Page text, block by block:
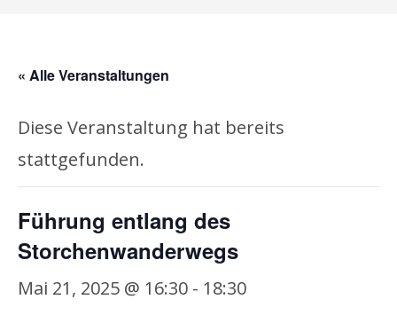
« Alle Veranstaltungen
Diese Veranstaltung hat bereits
stattgefunden.
Führung entlang des
Storchenwanderwegs
Mai 21, 2025 @ 16:30 - 18:30